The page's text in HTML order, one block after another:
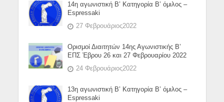
14η αγωνιστική Β’ Κατηγορία Β’ όμιλος –
Espressaki
27 Φεβρουάριος2022
Ορισμοί Διαιτητών 14ης Αγωνιστικής Β’
ΕΠΣ Έβρου 26 και 27 Φεβρουαρίου 2022
24 Φεβρουάριος2022
13η αγωνιστική Β’ Κατηγορία Β’ όμιλος –
Espressaki